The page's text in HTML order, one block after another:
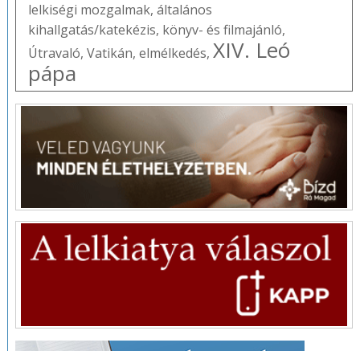
lelkiségi mozgalmak, általános
kihallgatás/katekézis, könyv- és filmajánló,
Útravaló, Vatikán, elmélkedés, XIV. Leó
pápa